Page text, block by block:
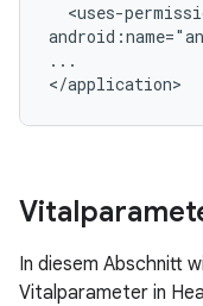
<uses-
...
In diesem Abschnitt
Vitalparameter in